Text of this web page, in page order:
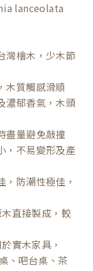
lanceolata
灣檜木，少木節
木質觸感滑順
濃郁香氣，木頭
盡量避免敲撞
，不易變形及產
防潮性極佳，
直接製成，較
實木家具，
、吧台桌、茶